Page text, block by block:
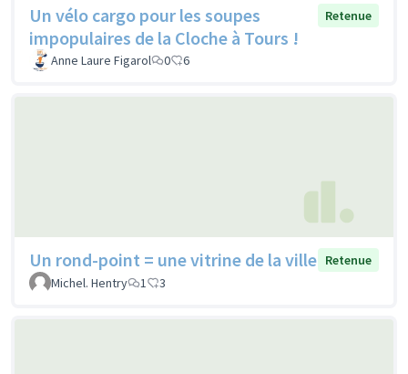
Un vélo cargo pour les soupes
impopulaires de la Cloche à Tours !
Retenue
Anne Laure Figarol 0 6
Un rond-point = une vitrine de la ville Retenue
Michel. Hentry
1 3